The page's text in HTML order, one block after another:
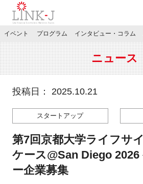
JP／EN
特別会員専用メニュー
施設ご予約
イベント プログラム インタビュー・コラム
ニュース
投稿日： 2025.10.21
スタートアップ
第7回京都大学ライフサ
ケース@San Diego 2026
ー企業募集